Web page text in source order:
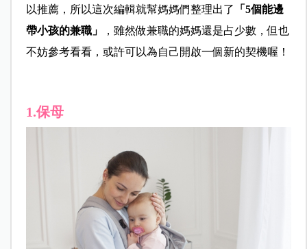
以推薦，所以這次編輯就幫媽媽們整理出了
「5個能邊
帶小孩的兼職」
，雖然做兼職的媽媽還是占少數，但也
不妨參考看看，或許可以為自己開啟一個新的契機喔！
1.保母